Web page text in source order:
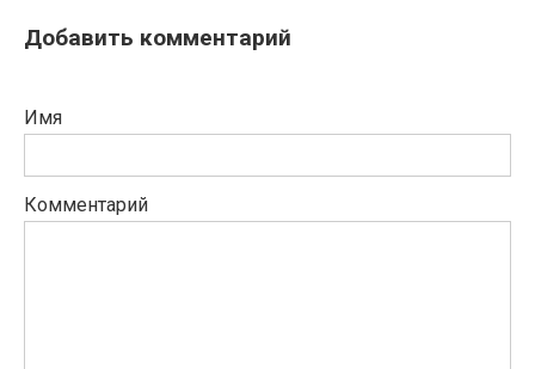
Добавить комментарий
Имя
Комментарий